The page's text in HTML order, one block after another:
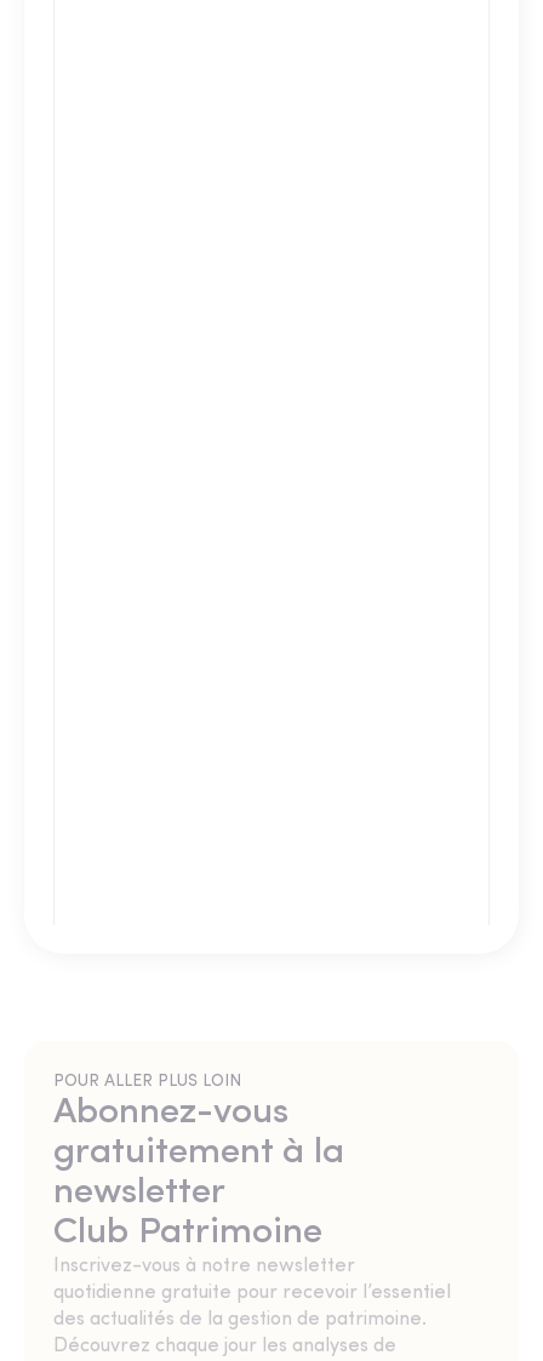
POUR ALLER PLUS LOIN
Abonnez-vous
gratuitement à la
newsletter
Club Patrimoine
Inscrivez-vous à notre newsletter
quotidienne gratuite pour recevoir l’essentiel
des actualités de la gestion de patrimoine.
Découvrez chaque jour les analyses de